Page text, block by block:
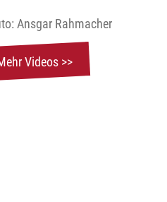
Ansgar Rahmacher
Videos >>